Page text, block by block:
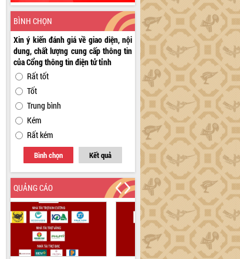
BÌNH CHỌN
Xin ý kiến đánh giá về giao diện, nội
dung, chất lượng cung cấp thông tin
của Cổng thông tin điện tử tỉnh
Rất tốt
Tốt
Trung bình
Kém
Rất kém
Bình chọn Kết quả
QUẢNG CÁO